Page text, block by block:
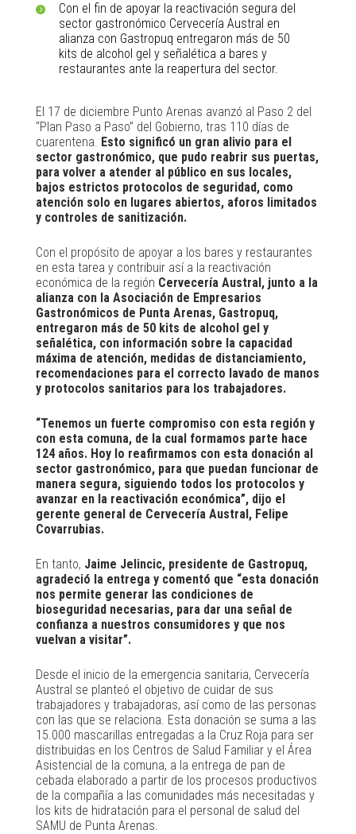
Con el fin de apoyar la reactivación segura del
sector gastronómico Cervecería Austral en
alianza con Gastropuq entregaron más de 50
kits de alcohol gel y señalética a bares y
restaurantes ante la reapertura del sector.
El 17 de diciembre Punto Arenas avanzó al Paso 2 del
“Plan Paso a Paso” del Gobierno, tras 110 días de
cuarentena. Esto significó un gran alivio para el
sector gastronómico, que pudo reabrir sus puertas,
para volver a atender al público en sus locales,
bajos estrictos protocolos de seguridad, como
atención solo en lugares abiertos, aforos limitados
y controles de sanitización.
Con el propósito de apoyar a los bares y restaurantes
en esta tarea y contribuir así a la reactivación
económica de la región Cervecería Austral, junto a la
alianza con la Asociación de Empresarios
Gastronómicos de Punta Arenas, Gastropuq,
entregaron más de 50 kits de alcohol gel y
señalética, con información sobre la capacidad
máxima de atención, medidas de distanciamiento,
recomendaciones para el correcto lavado de manos
y protocolos sanitarios para los trabajadores.
“Tenemos un fuerte compromiso con esta región y
con esta comuna, de la cual formamos parte hace
124 años. Hoy lo reafirmamos con esta donación al
sector gastronómico, para que puedan funcionar de
manera segura, siguiendo todos los protocolos y
avanzar en la reactivación económica”, dijo el
gerente general de Cervecería Austral, Felipe
Covarrubias.
En tanto, Jaime Jelincic, presidente de Gastropuq,
agradeció la entrega y comentó que “esta donación
nos permite generar las condiciones de
bioseguridad necesarias, para dar una señal de
confianza a nuestros consumidores y que nos
vuelvan a visitar”.
Desde el inicio de la emergencia sanitaria, Cervecería
Austral se planteó el objetivo de cuidar de sus
trabajadores y trabajadoras, así como de las personas
con las que se relaciona. Esta donación se suma a las
15.000 mascarillas entregadas a la Cruz Roja para ser
distribuidas en los Centros de Salud Familiar y el Área
Asistencial de la comuna, a la entrega de pan de
cebada elaborado a partir de los procesos productivos
de la compañía a las comunidades más necesitadas y
los kits de hidratación para el personal de salud del
SAMU de Punta Arenas.